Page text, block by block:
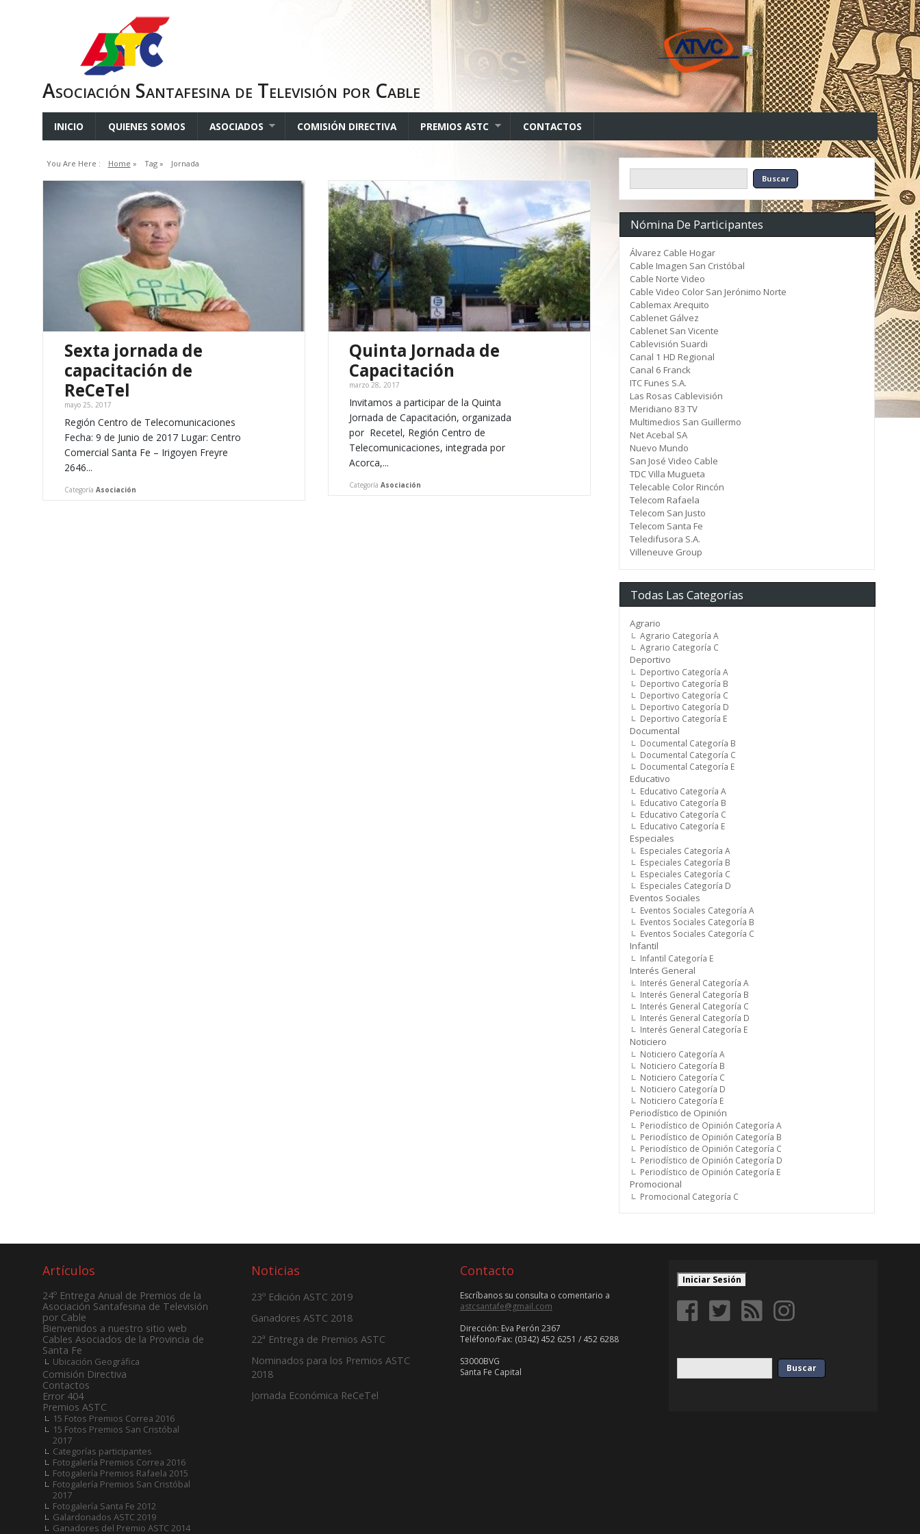
Asociación Santafesina de Televisión por Cable
INICIO QUIENES SOMOS ASOCIADOS COMISIÓN DIRECTIVA PREMIOS ASTC CONTACTOS
You Are Here : Home » Tag » Jornada
Sexta jornada de
capacitación de
ReCeTel
mayo 25, 2017
Región Centro de Telecomunicaciones
Fecha: 9 de Junio de 2017 Lugar: Centro
Comercial Santa Fe – Irigoyen Freyre
2646...
Categoría Asociación
Quinta Jornada de
Capacitación
marzo 28, 2017
Invitamos a participar de la Quinta
Jornada de Capacitación, organizada
por Recetel, Región Centro de
Telecomunicaciones, integrada por
Acorca,...
CategoríaAsociación
Nómina De Participantes
Álvarez Cable Hogar
Cable Imagen San Cristóbal
Cable Norte Video
Cable Video Color San Jerónimo Norte
Cablemax Arequito
Cablenet Gálvez
Cablenet San Vicente
Cablevisión Suardi
Canal 1 HD Regional
Canal 6 Franck
ITC Funes S.A.
Las Rosas Cablevisión
Meridiano 83 TV
Multimedios San Guillermo
Net Acebal SA
Nuevo Mundo
San José Video Cable
TDC Villa Mugueta
Telecable Color Rincón
Telecom Rafaela
Telecom San Justo
Telecom Santa Fe
Teledifusora S.A.
Villeneuve Group
Todas Las Categorías
Agrario
Agrario Categoría A
Agrario Categoría C
Deportivo
Deportivo Categoría A
Deportivo Categoría B
Deportivo Categoría C
Deportivo Categoría D
Deportivo Categoría E
Documental
Documental Categoría B
Documental Categoría C
Documental Categoría E
Educativo
Educativo Categoría A
Educativo Categoría B
Educativo Categoría C
Educativo Categoría E
Especiales
Especiales Categoría A
Especiales Categoría B
Especiales Categoría C
Especiales Categoría D
Eventos Sociales
Eventos Sociales Categoría A
Eventos Sociales Categoría B
Eventos Sociales Categoría C
Infantil
Infantil Categoría E
Interés General
Interés General Categoría A
Interés General Categoría B
Interés General Categoría C
Interés General Categoría D
Interés General Categoría E
Noticiero
Noticiero Categoría A
Noticiero Categoría B
Noticiero Categoría C
Noticiero Categoría D
Noticiero Categoría E
Periodístico de Opinión
Periodístico de Opinión Categoría A
Periodístico de Opinión Categoría B
Periodístico de Opinión Categoría C
Periodístico de Opinión Categoría D
Periodístico de Opinión Categoría E
Promocional
Promocional Categoría C
Artículos
24º Entrega Anual de Premios de la
Asociación Santafesina de Televisión
por Cable
Bienvenidos a nuestro sitio web
Cables Asociados de la Provincia de
Santa Fe
Ubicación Geográfica
Comisión Directiva
Contactos
Error 404
Premios ASTC
15 Fotos Premios Correa 2016
15 Fotos Premios San Cristóbal
2017
Categorías participantes
Fotogalería Premios Correa 2016
Fotogalería Premios Rafaela 2015
Fotogalería Premios San Cristóbal
2017
Fotogalería Santa Fe 2012
Galardonados ASTC 2019
Ganadores del Premio ASTC 2014
Noticias
23º Edición ASTC 2019
Ganadores ASTC 2018
22ª Entrega de Premios ASTC
Nominados para los Premios ASTC
2018
Jornada Económica ReCeTel
Contacto
Escríbanos su consulta o comentario a
astcsantafe@gmail.com
Dirección: Eva Perón 2367
Teléfono/Fax: (0342) 452 6251 / 452 6288
S3000BVG
Santa Fe Capital
Iniciar Sesión